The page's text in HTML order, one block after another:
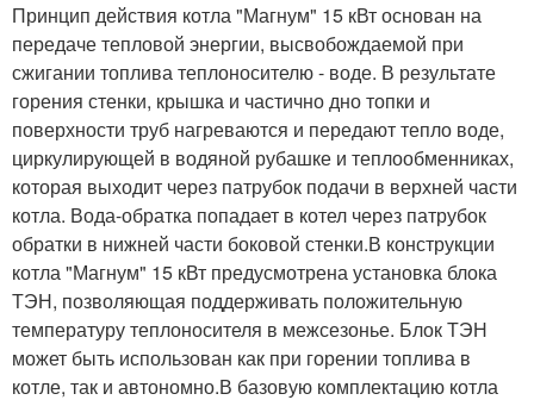
Принцип действия котла "Магнум" 15 кВт основан на
передаче тепловой энергии, высвобождаемой при
сжигании топлива теплоносителю - воде. В результате
горения стенки, крышка и частично дно топки и
поверхности труб нагреваются и передают тепло воде,
циркулирующей в водяной рубашке и теплообменниках,
которая выходит через патрубок подачи в верхней части
котла. Вода-обратка попадает в котел через патрубок
обратки в нижней части боковой стенки.В конструкции
котла "Магнум" 15 кВт предусмотрена установка блока
ТЭН, позволяющая поддерживать положительную
температуру теплоносителя в межсезонье. Блок ТЭН
может быть использован как при горении топлива в
котле, так и автономно.В базовую комплектацию котла